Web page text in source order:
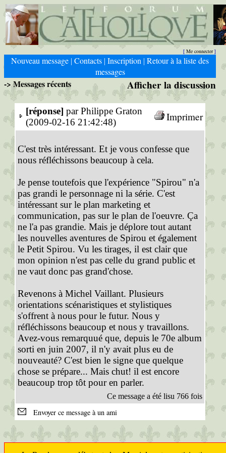
[ Me connecter]
Nouveau message | Contacts | Inscription | Retour à la liste des
messages
-> Messages récents Afficher la discussion
[réponse] par Philippe Graton
(2009-02-16 21:42:48)
Imprimer
C'est très intéressant. Et je vous confesse que
nous réfléchissons beaucoup à cela.
Je pense toutefois que l'expérience "Spirou" n'a
pas grandi le personnage ni la série. C'est
intéressant sur le plan marketing et
communication, pas sur le plan de l'oeuvre. Ça
ne l'a pas grandie. Mais je déplore tout autant
les nouvelles aventures de Spirou et également
le Petit Spirou. Vu les tirages, il est clair que
mon opinion n'est pas celle du grand public et
ne vaut donc pas grand'chose.
Revenons à Michel Vaillant. Plusieurs
orientations scénaristiques et stylistiques
s'offrent à nous pour le futur. Nous y
réfléchissons beaucoup et nous y travaillons.
Avez-vous remarquué que, depuis le 70e album
sorti en juin 2007, il n'y avait plus eu de
nouveauté? C'est bien le signe que quelque
chose se prépare... Mais chut! il est encore
beaucoup trop tôt pour en parler.
Ce message a été lisu 766 fois
Envoyer ce message à un ami